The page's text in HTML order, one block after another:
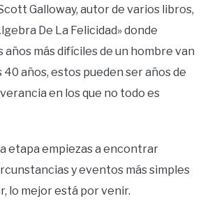
Galloway, autor de varios libros,
De La Felicidad» donde
años más difíciles de un hombre van
40 años, estos pueden ser años de
en los que no todo es
etapa empiezas a encontrar
y eventos más simples
lo mejor está por venir.